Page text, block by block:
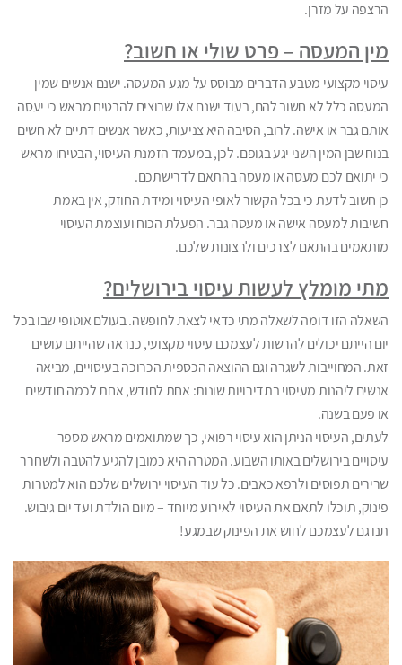
הרצפה על מזרן.
מין המעסה – פרט שולי או חשוב?
עיסוי מקצועי מטבע הדברים מבוסס על מגע המעסה. ישנם אנשים שמין
המעסה כלל לא חשוב להם, בעוד ישנם אלו שרוצים להבטיח מראש כי יעסה
אותם גבר או אישה. לרוב, הסיבה היא צניעות, כאשר אנשים דתיים לא חשים
בנוח שבן המין השני יגע בגופם. לכן, במעמד הזמנת העיסוי, הבטיחו מראש
כי יתואם לכם מעסה או מעסה בהתאם לדרישתכם.
כן חשוב לדעת כי בכל הקשור לאופי העיסוי ומידת החוזק, אין באמת
חשיבות למעסה אישה או מעסה גבר. הפעלת הכוח ועוצמת העיסוי
מותאמים בהתאם לצרכים ולרצונות שלכם.
מתי מומלץ לעשות עיסוי בירושלים?
השאלה הזו דומה לשאלה מתי כדאי לצאת לחופשה. בעולם אוטופי שבו בכל
יום הייתם יכולים להרשות לעצמכם עיסוי מקצועי, כנראה שהייתם עושים
זאת. המחוייבות לשגרה וגם ההוצאה הכספית הכרוכה בעיסויים, מביאה
אנשים ליהנות מעיסוי בתדירויות שונות: אחת לחודש, אחת לכמה חודשים
או פעם בשנה.
לעתים, העיסוי הניתן הוא עיסוי רפואי, כך שמתואמים מראש מספר
עיסויים בירושלים באותו השבוע. המטרה היא כמובן להגיע להטבה ולשחרר
שרירים תפוסים ולרפא כאבים. כל עוד העיסוי ירושלים שלכם הוא למטרות
פינוק, תוכלו לתאם את העיסוי לאירוע מיוחד – מיום הולדת ועד יום גיבוש.
תנו גם לעצמכם לחוש את הפינוק שבמגע!